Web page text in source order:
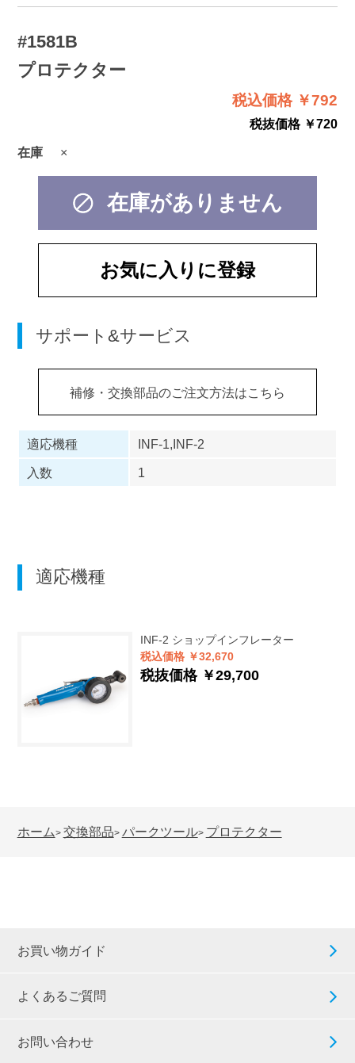
#1581B
プロテクター
税込価格 ￥792
税抜価格 ￥720
在庫
×
お気に入りに登録
在庫がありません
サポート&サービス
補修・交換部品のご注文方法はこちら
適応機種
INF-1,INF-2
入数
1
適応機種
INF-2 ショップインフレーター
税込価格 ￥32,670
税抜価格 ￥29,700
ホーム> 交換部品> パークツール> プロテクター
お買い物ガイド
よくあるご質問
お問い合わせ